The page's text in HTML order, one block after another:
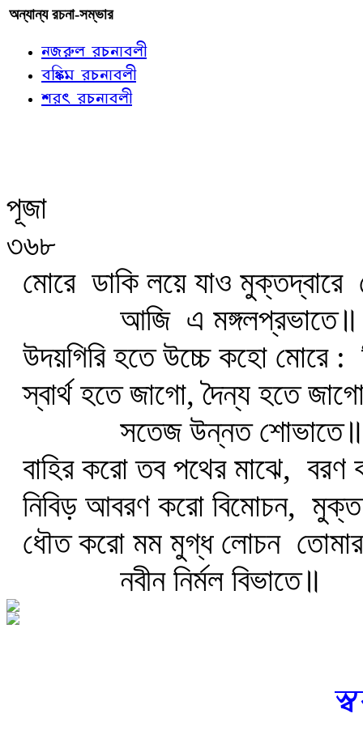
অন্যান্য রচনা-সম্ভার
নজরুল রচনাবলী
বঙ্কিম রচনাবলী
শরৎ রচনাবলী
পূজা
৩৬৮
মোরে ডাকি লয়ে যাও মুক্তদ্বারে
আজি এ মঙ্গলপ্রভাতে॥
উদয়গিরি হতে উচ্চে কহো মোরে :
স্বার্থ হতে জাগো, দৈন্য হতে
সতেজ উন্নত শোভাতে॥
বাহির করো তব পথের মাঝে, বরণ
নিবিড় আবরণ করো বিমোচন,
ধৌত করো মম মুগ্ধ লোচন
নবীন নির্মল বিভাতে॥